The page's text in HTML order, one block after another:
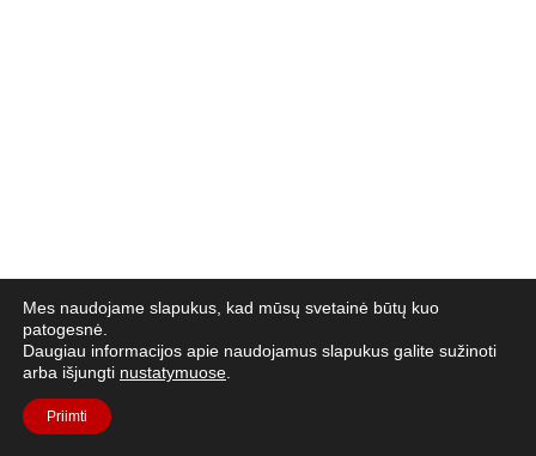
Mes naudojame slapukus, kad mūsų svetainė būtų kuo
patogesnė.
Daugiau informacijos apie naudojamus slapukus galite sužinoti
arba išjungti nustatymuose
Priimti